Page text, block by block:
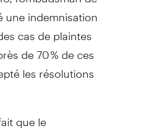
une indemnisation
cas de plaintes
de 70 % de ces
les résolutions
que le